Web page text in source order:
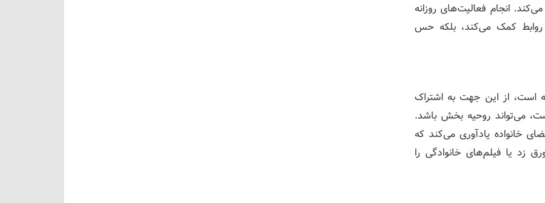
انجام فعالیت‌های روزانه
روابط کمک می‌کند، بلکه حس
است، از این جهت به اشتراک
می‌تواند روحیه بخش باشد.
خانواده یادآوری می‌کند که
زد یا فیلم‌های خانوادگی را